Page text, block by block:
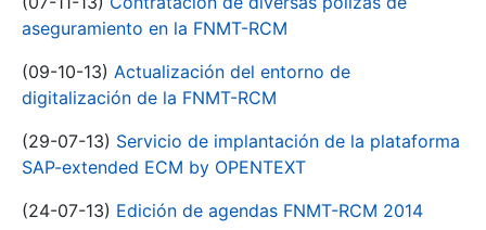
aseguramiento en la FNMT-RCM
(09-10-13) Actualización del entorno de
digitalización de la FNMT-RCM
(29-07-13) Servicio de implantación de la plataforma
SAP-extended ECM by OPENTEXT
(24-07-13) Edición de agendas FNMT-RCM 2014